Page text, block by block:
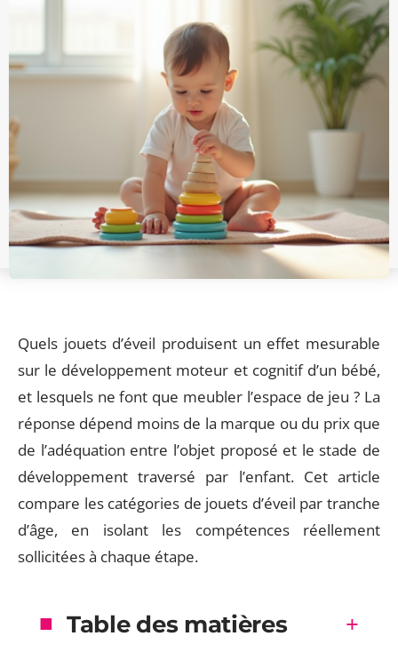
Quels jouets d’éveil produisent un effet mesurable
sur le développement moteur et cognitif d’un bébé,
et lesquels ne font que meubler l’espace de jeu ? La
réponse dépend moins de la marque ou du prix que
de l’adéquation entre l’objet proposé et le stade de
développement traversé par l’enfant. Cet article
compare les catégories de jouets d’éveil par tranche
d’âge, en isolant les compétences réellement
sollicitées à chaque étape.
Table des matières